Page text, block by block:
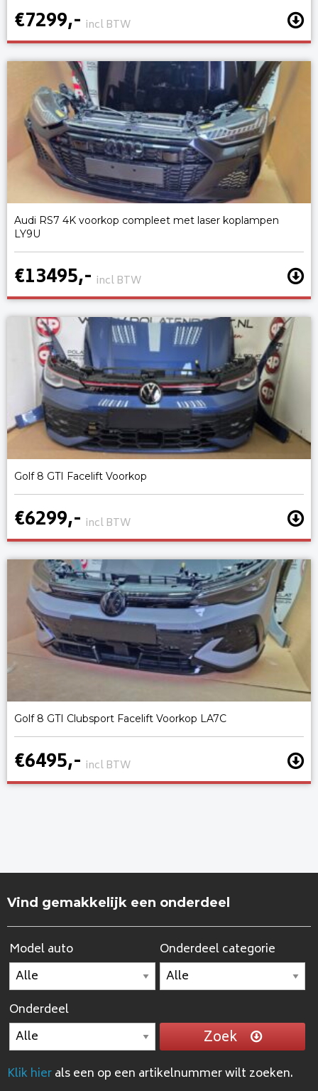
€7299,- incl BTW
Audi RS7 4K voorkop compleet met laser koplampen
LY9U
€13495,- incl BTW
Golf 8 GTI Facelift Voorkop
€6299,- incl BTW
Golf 8 GTI Clubsport Facelift Voorkop LA7C
€6495,- incl BTW
Vind gemakkelijk een onderdeel
Model auto Onderdeel categorie
Onderdeel
Zoek
Klik hierals een op een artikelnummer wilt zoeken.